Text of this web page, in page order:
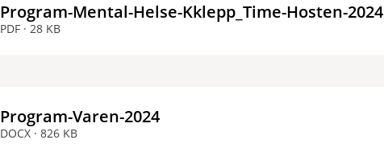
Program-Mental-Helse-Kklepp_Time-Hosten-2024
PDF · 28 KB
Program-Varen-2024
DOCX · 826 KB